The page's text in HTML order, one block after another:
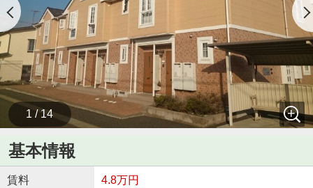
1 / 14
基本情報
賃料 4.8万円